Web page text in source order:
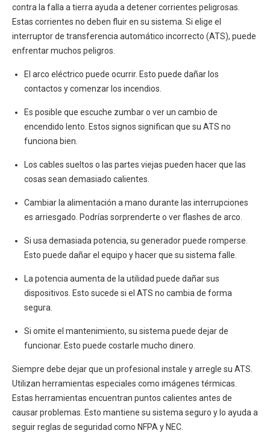
contra la falla a tierra ayuda a detener corrientes peligrosas.
Estas corrientes no deben fluir en su sistema. Si elige el
interruptor de transferencia automático incorrecto (ATS), puede
enfrentar muchos peligros.
El arco eléctrico puede ocurrir. Esto puede dañar los
contactos y comenzar los incendios.
Es posible que escuche zumbar o ver un cambio de
encendido lento. Estos signos significan que su ATS no
funciona bien.
Los cables sueltos o las partes viejas pueden hacer que las
cosas sean demasiado calientes.
Cambiar la alimentación a mano durante las interrupciones
es arriesgado. Podrías sorprenderte o ver flashes de arco.
Si usa demasiada potencia, su generador puede romperse.
Esto puede dañar el equipo y hacer que su sistema falle.
La potencia aumenta de la utilidad puede dañar sus
dispositivos. Esto sucede si el ATS no cambia de forma
segura.
Si omite el mantenimiento, su sistema puede dejar de
funcionar. Esto puede costarle mucho dinero.
Siempre debe dejar que un profesional instale y arregle su ATS.
Utilizan herramientas especiales como imágenes térmicas.
Estas herramientas encuentran puntos calientes antes de
causar problemas. Esto mantiene su sistema seguro y lo ayuda a
seguir reglas de seguridad como NFPA y NEC.